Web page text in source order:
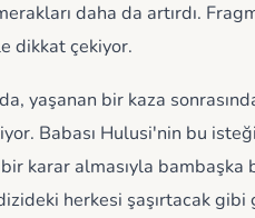
daha da artırdı.
dikkat çekiyor.
yaşanan bir kaza
Babası Hulusi'nin bu
karar almasıyla bambaşka
herkesi şaşırtacak gibi